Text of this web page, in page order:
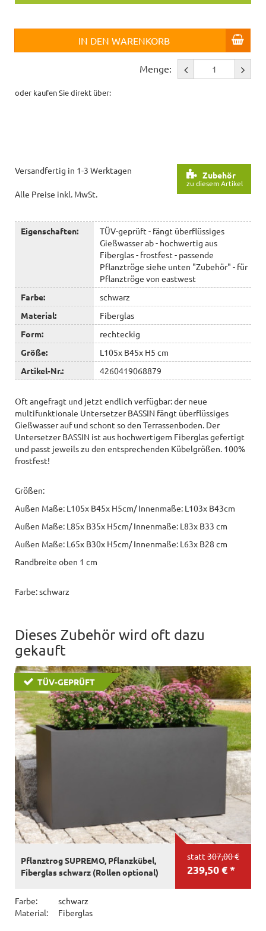
IN DEN WARENKORB
Menge:
oder kaufen Sie direkt über:
Zubehör
zu diesem Artikel
Versandfertig in 1-3 Werktagen
Alle Preise inkl. MwSt.
Eigenschaften:
TÜV-geprüft - fängt überflüssiges
Gießwasser ab - hochwertig aus
Fiberglas - frostfest - passende
Pflanztröge siehe unten "Zubehör" - für
Pflanztröge von eastwest
Farbe:
schwarz
Material:
Fiberglas
Form:
rechteckig
Größe:
L105x B45x H5 cm
Artikel-Nr.:
4260419068879
Oft angefragt und jetzt endlich verfügbar: der neue
multifunktionale Untersetzer BASSIN fängt überflüssiges
Gießwasser auf und schont so den Terrassenboden. Der
Untersetzer BASSIN ist aus hochwertigem Fiberglas gefertigt
und passt jeweils zu den entsprechenden Kübelgrößen. 100%
frostfest!
Größen:
Außen Maße: L105x B45x H5cm/ Innenmaße: L103x B43cm
Außen Maße: L85x B35x H5cm/ Innenmaße: L83x B33 cm
Außen Maße: L65x B30x H5cm/ Innenmaße: L63x B28 cm
Randbreite oben 1 cm
Farbe: schwarz
Dieses Zubehör wird oft dazu
gekauft
TÜV-GEPRÜFT
statt 307,00 €
239,50 € *
Pflanztrog SUPREMO, Pflanzkübel,
Fiberglas schwarz (Rollen optional)
Farbe:
schwarz
Material:
Fiberglas